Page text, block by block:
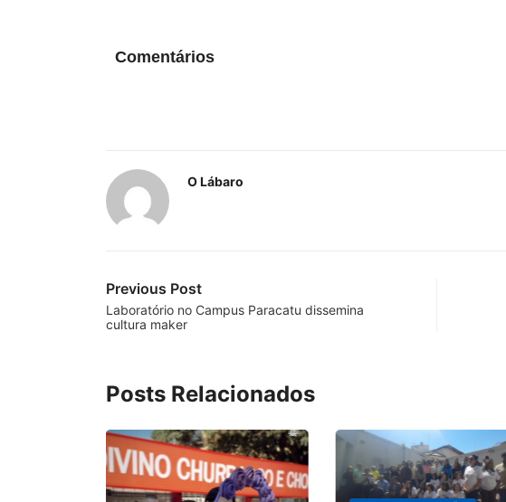
Comentários
O Lábaro
Previous Post
Laboratório no Campus Paracatu dissemina
cultura maker
Posts Relacionados